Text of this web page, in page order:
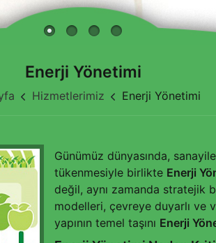
Enerji Yönetimi
Hizmetlerimiz Enerji Yönetimi
Günümüz dünyasında,
tükenmesiyle birlikte Enerji
değil, aynı zamanda stratejik
modelleri, çevreye duyarlı ve
yapının temel taşını Enerji